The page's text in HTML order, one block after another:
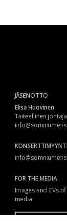
JÄSENOTTO
Elisa Huovinen
Taiteellinen johtaja
FOR THE MEDIA
Images and CVs
media.